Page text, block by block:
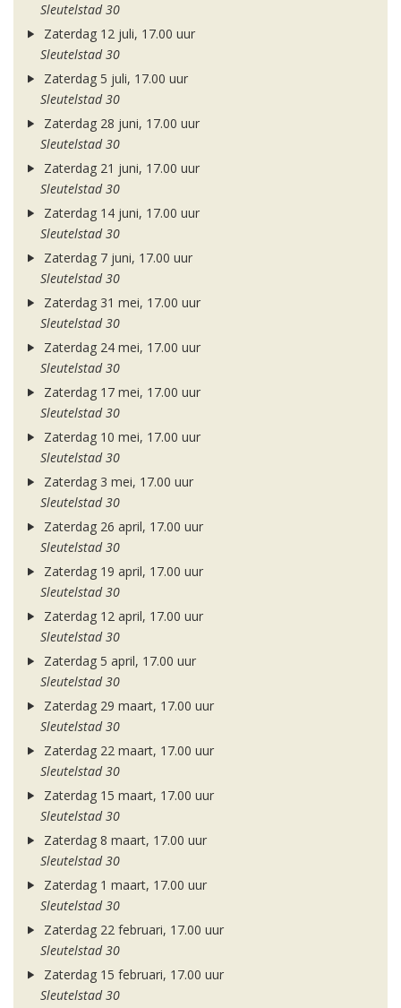
Sleutelstad 30
Zaterdag 12 juli, 17.00 uur
Sleutelstad 30
Zaterdag 5 juli, 17.00 uur
Sleutelstad 30
Zaterdag 28 juni, 17.00 uur
Sleutelstad 30
Zaterdag 21 juni, 17.00 uur
Sleutelstad 30
Zaterdag 14 juni, 17.00 uur
Sleutelstad 30
Zaterdag 7 juni, 17.00 uur
Sleutelstad 30
Zaterdag 31 mei, 17.00 uur
Sleutelstad 30
Zaterdag 24 mei, 17.00 uur
Sleutelstad 30
Zaterdag 17 mei, 17.00 uur
Sleutelstad 30
Zaterdag 10 mei, 17.00 uur
Sleutelstad 30
Zaterdag 3 mei, 17.00 uur
Sleutelstad 30
Zaterdag 26 april, 17.00 uur
Sleutelstad 30
Zaterdag 19 april, 17.00 uur
Sleutelstad 30
Zaterdag 12 april, 17.00 uur
Sleutelstad 30
Zaterdag 5 april, 17.00 uur
Sleutelstad 30
Zaterdag 29 maart, 17.00 uur
Sleutelstad 30
Zaterdag 22 maart, 17.00 uur
Sleutelstad 30
Zaterdag 15 maart, 17.00 uur
Sleutelstad 30
Zaterdag 8 maart, 17.00 uur
Sleutelstad 30
Zaterdag 1 maart, 17.00 uur
Sleutelstad 30
Zaterdag 22 februari, 17.00 uur
Sleutelstad 30
Zaterdag 15 februari, 17.00 uur
Sleutelstad 30